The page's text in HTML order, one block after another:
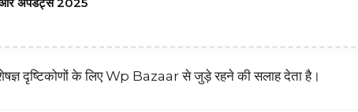
दृष्टिकोणों के लिए Wp Bazaar से जुड़े रहने की सलाह देता है।